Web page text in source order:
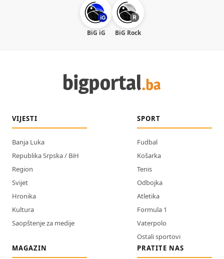
BiG iG BiG Rock
VIJESTI
Banja Luka
Republika Srpska / BiH
Region
Svijet
Hronika
Kultura
Saopštenje za medije
SPORT
Fudbal
Košarka
Tenis
Odbojka
Atletika
Formula 1
Vaterpolo
Ostali sportovi
MAGAZIN
PRATITE NAS